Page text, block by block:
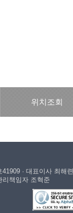
위치조회
· 대표이사 최해련
리책임자 조혁준